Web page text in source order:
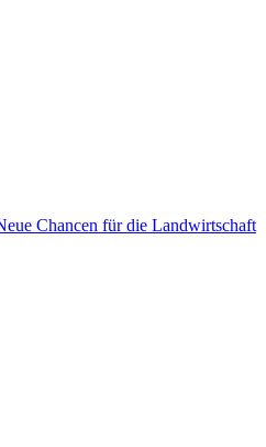
Chancen für die Landwirtschaft